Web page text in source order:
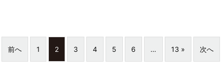
前へ 1 2 3 4 5 6 … 13 » 次へ